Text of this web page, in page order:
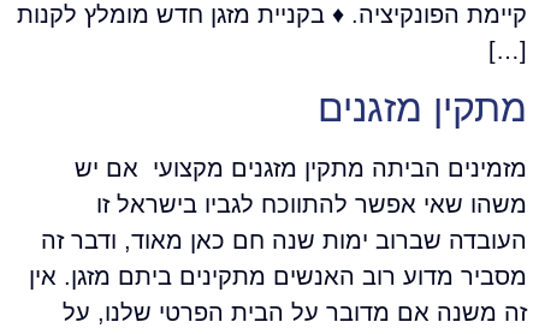
קיימת הפונקיציה. ♦ בקניית מזגן חדש מומלץ לקנות
[…]
מתקין מזגנים
מזמינים הביתה מתקין מזגנים מקצועי אם יש
משהו שאי אפשר להתווכח לגביו בישראל זו
העובדה שברוב ימות שנה חם כאן מאוד, ודבר זה
מסביר מדוע רוב האנשים מתקינים ביתם מזגן. אין
זה משנה אם מדובר על הבית הפרטי שלנו, על